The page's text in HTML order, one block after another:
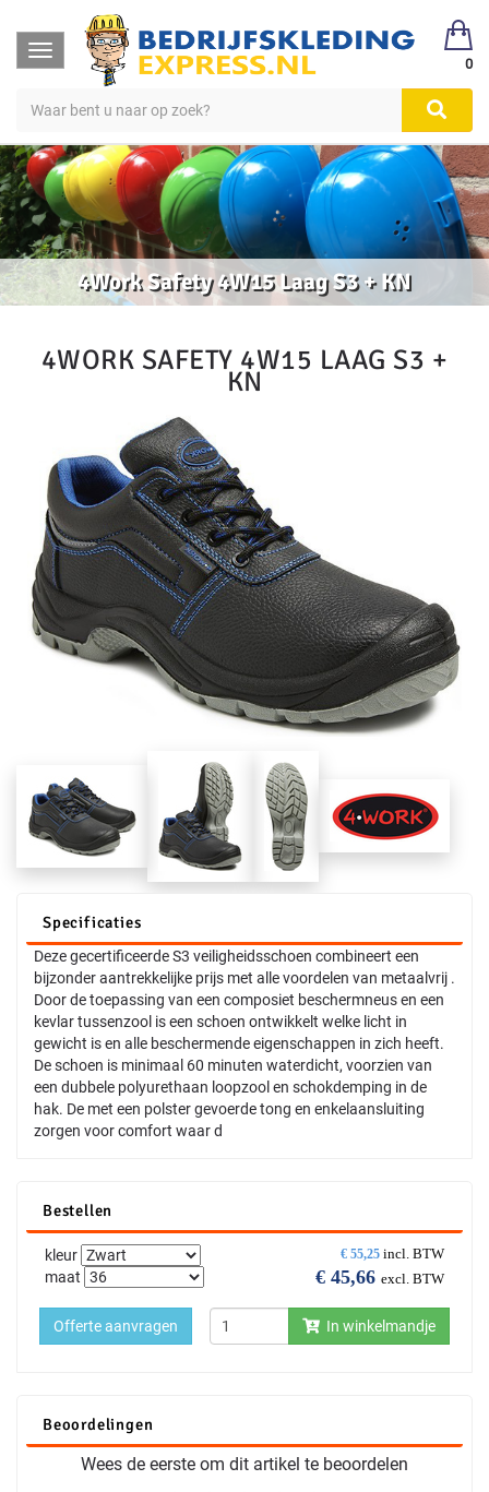
Toggle
navigation
0
4Work Safety 4W15 Laag S3 + KN
4WORK SAFETY 4W15 LAAG S3 +
KN
Specificaties
Deze gecertificeerde S3 veiligheidsschoen combineert een
bijzonder aantrekkelijke prijs met alle voordelen van metaalvrij .
Door de toepassing van een composiet beschermneus en een
kevlar tussenzool is een schoen ontwikkelt welke licht in
gewicht is en alle beschermende eigenschappen in zich heeft.
De schoen is minimaal 60 minuten waterdicht, voorzien van
een dubbele polyurethaan loopzool en schokdemping in de
hak. De met een polster gevoerde tong en enkelaansluiting
zorgen voor comfort waar d
Bestellen
€ 55,25 incl. BTW
€ 45,66 excl. BTW
kleur
maat
In winkelmandje
Offerte aanvragen
Beoordelingen
Wees de eerste om dit artikel te beoordelen